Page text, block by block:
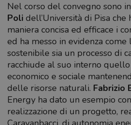
Nel corso del convegno sono
Poli dell’Università di Pisa che
maniera concisa ed efficace i
ed ha messo in evidenza
sostenibile sia un processo di
racchiude al suo interno
economico e sociale
delle risorse naturali. Fabrizio
Energy ha dato un esempio
realizzazione di un progetto,